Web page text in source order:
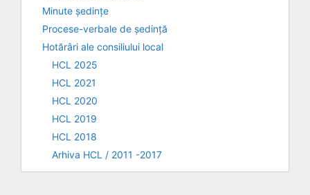
Minute ședințe
Procese-verbale de ședință
Hotărâri ale consiliului local
HCL 2025
HCL 2021
HCL 2020
HCL 2019
HCL 2018
Arhiva HCL / 2011 -2017